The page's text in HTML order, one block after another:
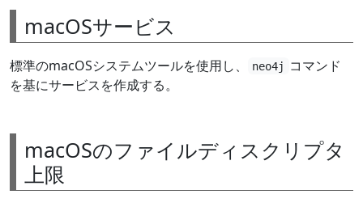
macOSサービス
標準のmacOSシステムツールを使用し、 neo4j
コマンド
を基にサービスを作成する。
macOSのファイルディスクリプタ
上限